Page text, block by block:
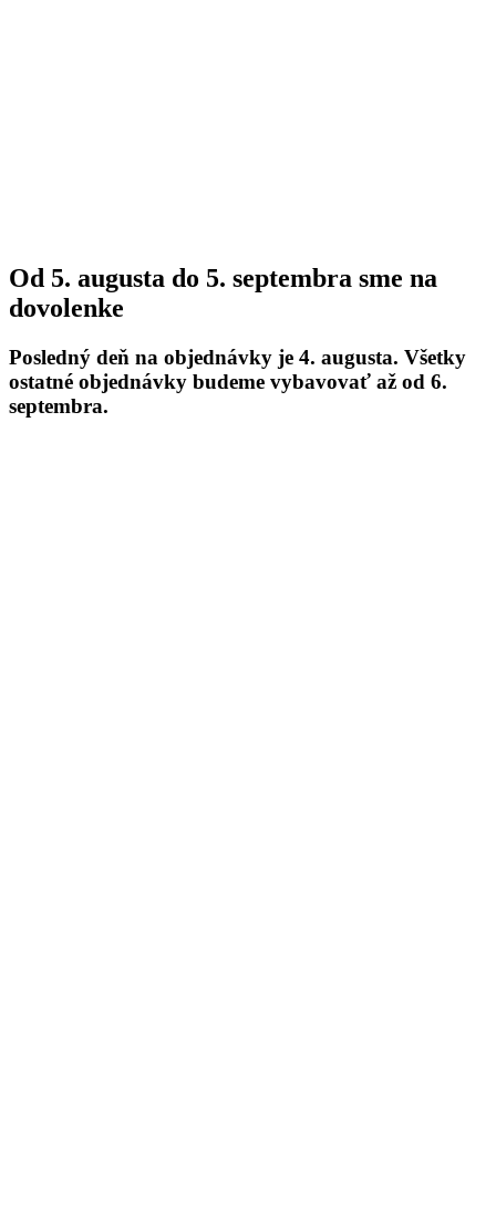
Od 5. augusta do 5. septembra sme na
dovolenke
Posledný deň na objednávky je 4. augusta. Všetky
ostatné objednávky budeme vybavovať až od 6.
septembra.